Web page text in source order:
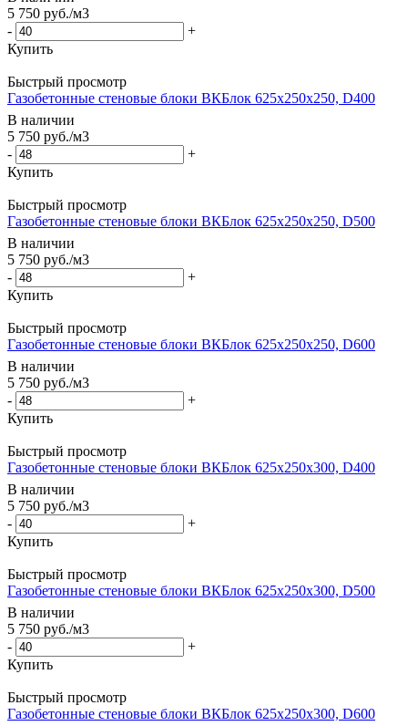
5 750 руб./м3
-
+
Купить
Быстрый просмотр
Газобетонные стеновые блоки ВКБлок 625х250х250, D400
В наличии
5 750 руб./м3
-
+
Купить
Быстрый просмотр
Газобетонные стеновые блоки ВКБлок 625х250х250, D500
В наличии
5 750 руб./м3
-
+
Купить
Быстрый просмотр
Газобетонные стеновые блоки ВКБлок 625х250х250, D600
В наличии
5 750 руб./м3
-
+
Купить
Быстрый просмотр
Газобетонные стеновые блоки ВКБлок 625х250х300, D400
В наличии
5 750 руб./м3
-
+
Купить
Быстрый просмотр
Газобетонные стеновые блоки ВКБлок 625х250х300, D500
В наличии
5 750 руб./м3
-
+
Купить
Быстрый просмотр
Газобетонные стеновые блоки ВКБлок 625х250х300, D600